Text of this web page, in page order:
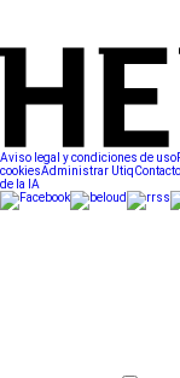
Aviso legal y condiciones de uso
cookiesAdministrar UtiqContacto
de la IA